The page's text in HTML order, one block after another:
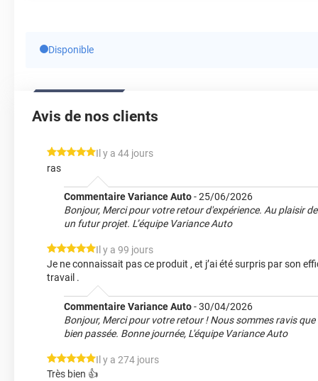
Disponible
Avis de nos clients
*****
Il y a 44 jours
ras
Commentaire Variance Auto-25/06/2026
Bonjour, Merci pour votre retour d'expérience. Au plaisir
un futur projet. L’équipe Variance Auto
*****
Il y a 99 jours
Je ne connaissait pas ce produit , et j’ai été surpris par son
travail .
Commentaire Variance Auto-30/04/2026
Bonjour, Merci pour votre retour ! Nous sommes ravis
bien passée. Bonne journée, L'équipe Variance Auto
*****
Il y a 274 jours
Très bien 👍